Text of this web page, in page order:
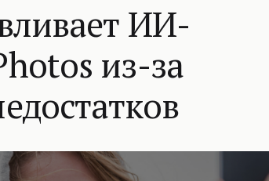
ИИ-
из-за